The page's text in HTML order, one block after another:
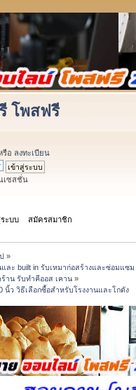
โพสฟรี
รือ ลงทะเบียน
เซสชั่น
ะบบ สมัครสมาชิก
»
ละ built in รับเหมาก่อสร้างและซ่อมแ
ร้าน รับทำคีออส เคาน »
ว วิธีเลือกซื้อสำหรับโรงงานและโกดัง